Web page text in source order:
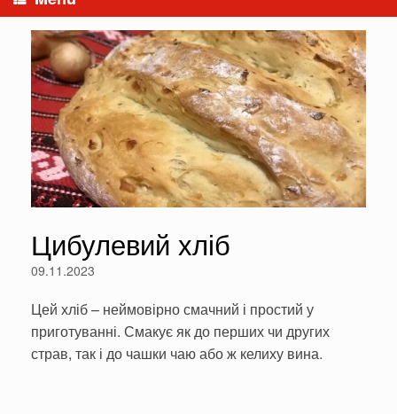
Цибулевий хліб
09.11.2023
Цей хліб – неймовірно смачний і простий у
приготуванні. Смакує як до перших чи других
страв, так і до чашки чаю або ж келиху вина.